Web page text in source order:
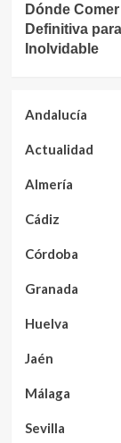
Dónde
Definitiva
Inolvidable
Andalucía
Actualidad
Almería
Cádiz
Córdoba
Granada
Huelva
Jaén
Málaga
Sevilla